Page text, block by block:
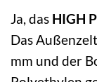
Ja, das HIGH
Das
mm und der